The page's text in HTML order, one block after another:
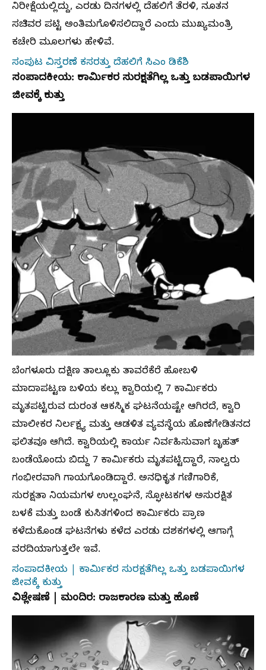
ನಿರೀಕ್ಷೆಯಲ್ಲಿದ್ದು, ಎರಡು ದಿನಗಳಲ್ಲಿ ದೆಹಲಿಗೆ ತೆರಳಿ, ನೂತನ
ಸಚಿವರ ಪಟ್ಟಿ ಅಂತಿಮಗೊಳಿಸಲಿದ್ದಾರೆ ಎಂದು ಮುಖ್ಯಮಂತ್ರಿ
ಕಚೇರಿ ಮೂಲಗಳು ಹೇಳಿವೆ.
ಸಂಪುಟ ವಿಸ್ತರಣೆ ಕಸರತ್ತು ದೆಹಲಿಗೆ ಸಿಎಂ ಡಿಕೆಶಿ
ಸಂಪಾದಕೀಯ: ಕಾರ್ಮಿಕರ ಸುರಕ್ಷತೆಗಿಲ್ಲ ಒತ್ತು ಬಡಪಾಯಿಗಳ
ಜೀವಕ್ಕೆ ಕುತ್ತು
ಬೆಂಗಳೂರು ದಕ್ಷಿಣ ತಾಲ್ಲೂಕು ತಾವರೆಕೆರೆ ಹೋಬಳಿ
ಮಾದಾಪಟ್ಟಣ ಬಳಿಯ ಕಲ್ಲು ಕ್ವಾರಿಯಲ್ಲಿ 7 ಕಾರ್ಮಿಕರು
ಮೃತಪಟ್ಟಿರುವ ದುರಂತ ಆಕಸ್ಮಿಕ ಘಟನೆಯಷ್ಟೇ ಆಗಿರದೆ, ಕ್ವಾರಿ
ಮಾಲೀಕರ ನಿರ್ಲಕ್ಷ್ಯ ಮತ್ತು ಆಡಳಿತ ವ್ಯವಸ್ಥೆಯ ಹೊಣೆಗೇಡಿತನದ
ಫಲಿತವೂ ಆಗಿದೆ. ಕ್ವಾರಿಯಲ್ಲಿ ಕಾರ್ಯ ನಿರ್ವಹಿಸುವಾಗ ಬೃಹತ್
ಬಂಡೆಯೊಂದು ಬಿದ್ದು 7 ಕಾರ್ಮಿಕರು ಮೃತಪಟ್ಟಿದ್ದಾರೆ, ನಾಲ್ವರು
ಗಂಭೀರವಾಗಿ ಗಾಯಗೊಂಡಿದ್ದಾರೆ. ಅನಧಿಕೃತ ಗಣಿಗಾರಿಕೆ,
ಸುರಕ್ಷತಾ ನಿಯಮಗಳ ಉಲ್ಲಂಘನೆ, ಸ್ಫೋಟಕಗಳ ಅಸುರಕ್ಷಿತ
ಬಳಕೆ ಮತ್ತು ಬಂಡೆ ಕುಸಿತಗಳಿಂದ ಕಾರ್ಮಿಕರು ಪ್ರಾಣ
ಕಳೆದುಕೊಂಡ ಘಟನೆಗಳು ಕಳೆದ ಎರಡು ದಶಕಗಳಲ್ಲಿ ಆಗಾಗ್ಗೆ
ವರದಿಯಾಗುತ್ತಲೇ ಇವೆ.
ಸಂಪಾದಕೀಯ | ಕಾರ್ಮಿಕರ ಸುರಕ್ಷತೆಗಿಲ್ಲ ಒತ್ತು ಬಡಪಾಯಿಗಳ
ಜೀವಕ್ಕೆ ಕುತ್ತು
ವಿಶ್ಲೇಷಣೆ | ಮಂದಿರ: ರಾಜಕಾರಣ ಮತ್ತು ಹೊಣೆ